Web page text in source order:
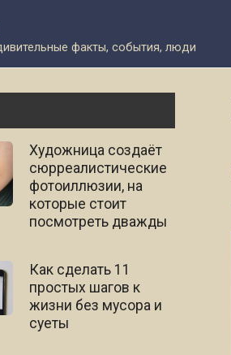
факты, события, люди
Художница создаёт
сюрреалистические
фотоиллюзии, на
которые стоит
посмотреть дважды
Как сделать 11
простых шагов к
жизни без мусора и
суеты